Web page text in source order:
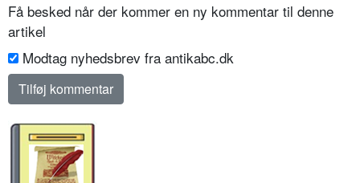
Få besked når der kommer en ny kommentar til denne
artikel
Modtag nyhedsbrev fra antikabc.dk